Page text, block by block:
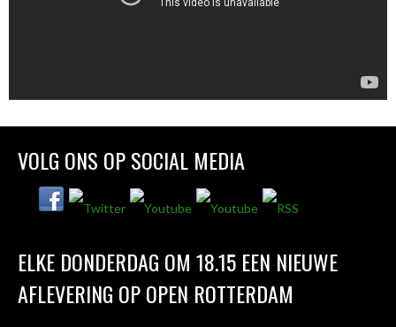
VOLG ONS OP SOCIAL MEDIA
ELKE DONDERDAG OM 18.15 EEN NIEUWE
AFLEVERING OP OPEN ROTTERDAM